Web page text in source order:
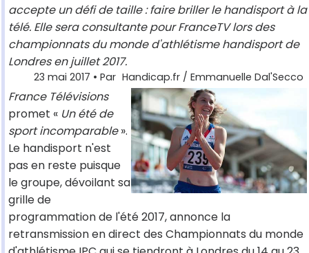
accepte un défi de taille : faire briller le handisport à la
télé. Elle sera consultante pour FranceTV lors des
championnats du monde d'athlétisme handisport de
Londres en juillet 2017.
23 mai 2017 • Par Handicap.fr / Emmanuelle Dal'Secco
France Télévisions
promet « Un été de
sport incomparable».
Le handisport n'est
pas en reste puisque
le groupe, dévoilant sa
grille de
programmation de l'été 2017, annonce la
retransmission en direct des Championnats du monde